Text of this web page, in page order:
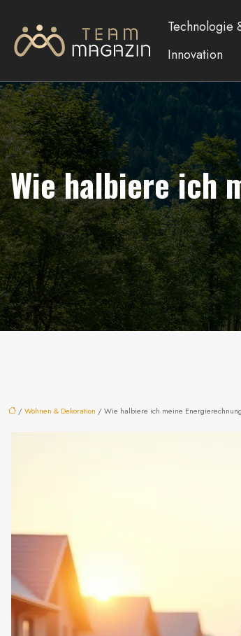
Technologie
Innovation
Wie halbiere ich
/Wohnen & Dekoration / Wie halbiere ich meine